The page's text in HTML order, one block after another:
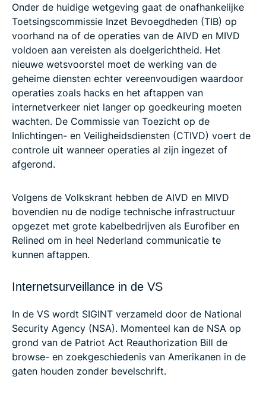
Onder de huidige wetgeving gaat de onafhankelijke
Toetsingscommissie Inzet Bevoegdheden (TIB) op
voorhand na of de operaties van de AIVD en MIVD
voldoen aan vereisten als doelgerichtheid. Het
nieuwe wetsvoorstel moet de werking van de
geheime diensten echter vereenvoudigen waardoor
operaties zoals hacks en het aftappen van
internetverkeer niet langer op goedkeuring moeten
wachten. De Commissie van Toezicht op de
Inlichtingen- en Veiligheidsdiensten (CTIVD) voert de
controle uit wanneer operaties al zijn ingezet of
afgerond.
Volgens de Volkskrant hebben de AIVD en MIVD
bovendien nu de nodige technische infrastructuur
opgezet met grote kabelbedrijven als Eurofiber en
Relined om in heel Nederland communicatie te
kunnen aftappen.
Internetsurveillance in de VS
In de VS wordt SIGINT verzameld door de National
Security Agency (NSA). Momenteel kan de NSA op
grond van de Patriot Act Reauthorization Bill de
browse- en zoekgeschiedenis van Amerikanen in de
gaten houden zonder bevelschrift.